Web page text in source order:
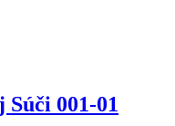
001-01